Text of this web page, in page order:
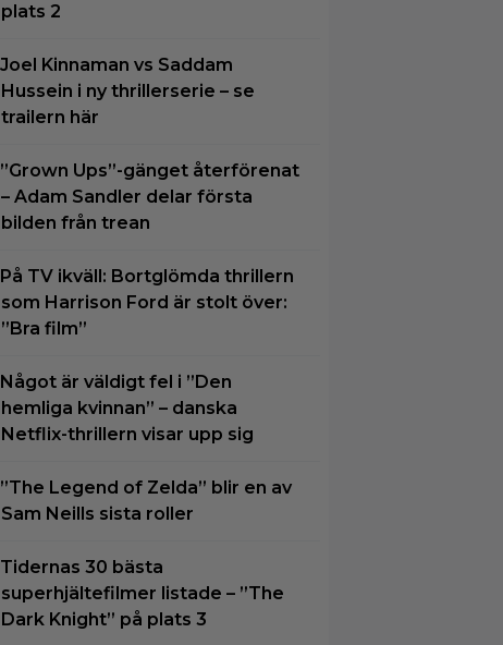
plats 2
Joel Kinnaman vs Saddam
Hussein i ny thrillerserie – se
trailern här
”Grown Ups”-gänget återförenat
– Adam Sandler delar första
bilden från trean
På TV ikväll: Bortglömda thrillern
som Harrison Ford är stolt över:
”Bra film”
Något är väldigt fel i ”Den
hemliga kvinnan” – danska
Netflix-thrillern visar upp sig
”The Legend of Zelda” blir en av
Sam Neills sista roller
Tidernas 30 bästa
superhjältefilmer listade – ”The
Dark Knight” på plats 3